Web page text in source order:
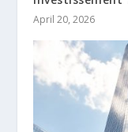
April 20, 2026